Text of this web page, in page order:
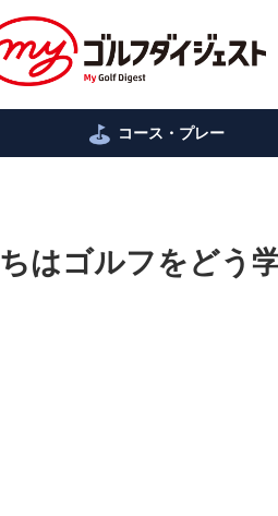
コース・プレー
はゴルフをどう